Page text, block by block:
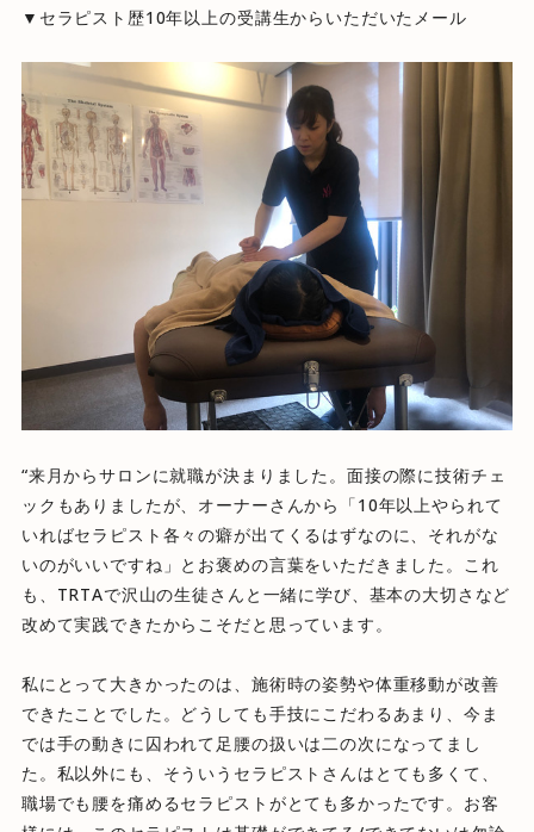
▼セラピスト歴10年以上の受講生からいただいたメール
“来月からサロンに就職が決まりました。 面接の際に技術チェ
ックもありましたが、オーナーさんから「10年以上やられて
いればセラピスト各々の癖が出てくるはずなのに、それがな
いのがいいですね」 とお褒めの言葉をいただきました。これ
も、 TRTAで沢山の生徒さんと一緒に学び、 基本の大切さなど
改めて実践できたからこそだと思っています。
私にとって大きかったのは、 施術時の姿勢や体重移動が改善
できたことでした。 どうしても手技にこだわるあまり、 今ま
では手の動きに囚われて足腰の扱いは二の次になってまし
た。 私以外にも、そういうセラピストさんはとても多くて、
職場でも腰を痛めるセラピストがとても多かったです。 お客